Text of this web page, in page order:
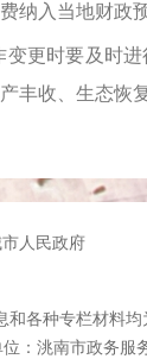
纳入当地财政预
时要及时进
收、生态恢
市人民政府
各种专栏材料
：洮南市政务服